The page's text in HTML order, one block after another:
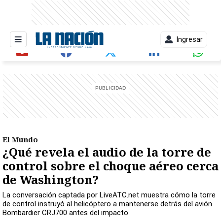
Ingresar
El Mundo
¿Qué revela el audio de la torre de
control sobre el choque aéreo cerca
de Washington?
La conversación captada por LiveATC.net muestra cómo la torre
de control instruyó al helicóptero a mantenerse detrás del avión
Bombardier CRJ700 antes del impacto